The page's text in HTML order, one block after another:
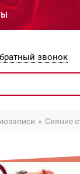
звонок
Сияние